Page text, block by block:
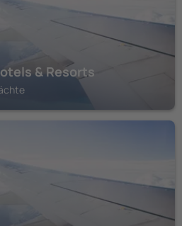
& Resorts